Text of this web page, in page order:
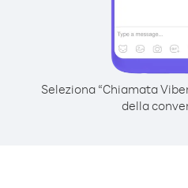
Seleziona “Chiamata
della